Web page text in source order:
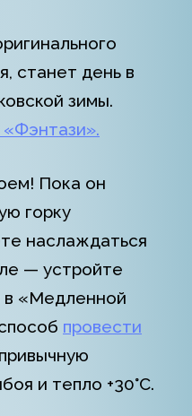
станет день в
зимы.
«Фэнтази».
Пока он
горку
наслаждаться
— устройте
в «Медленной
провести
и тепло +30°C.